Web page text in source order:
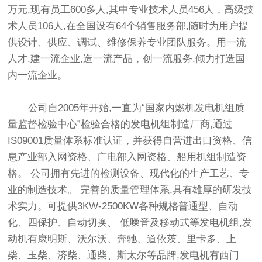
万元,现有员工600多人,其中专业技术人员456人，高级技
术人员106人,在全国设有64个销售服务部,随时为用户提
供设计、供应、调试、维修保养专业团队服务。用一流
人才,建一流企业,造一流产品，创一流服务,倾力打造国
内一流企业。
公司自2005年开始,一直为“国家内燃机发电机组质
量监督检验中心”检验合格的发电机组制造厂商,通过
IS09001质量体系标准认证，并获得自营进出口资格、信
息产业部入网资格、广电部入网资格、船用机组制造资
格。 公司拥有先进的检测设备、现代化的生产工艺、专
业的制造技术。 完善的质量管理体系,具有雄厚的研发技
术实力。可提供3KW-2500KW各种规格普通型、自动
化、四保护、自动切换、 低噪音及移动式等发电机组,发
动机有康明斯、沃尔沃、奔驰、道依茨、里卡多、上
柴、玉柴、济柴、通柴、斯太尔等品牌,发电机有西门